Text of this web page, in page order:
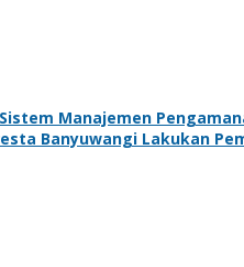
Manajemen
Banyuwangi Lakukan